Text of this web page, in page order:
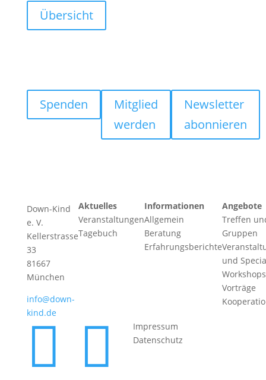
Übersicht
Spenden
Mitglied
werden
Newsletter
abonnieren
Down-Kind
e. V.
Kellerstrasse
33
81667
München
info@down-
kind.de
Aktuelles
Veranstaltungen
Tagebuch
Informationen
Allgemein
Beratung
Erfahrungsberichte
Angebote
Treffen
Gruppen
und
Vorträge
 
Impressum
Datenschutz